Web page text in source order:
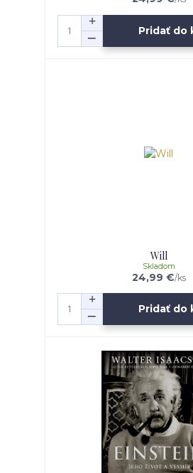
Pridať do
Will
24,99 €/ks
Skladom
Pridať do